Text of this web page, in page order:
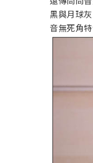
黑與月球
音無死角